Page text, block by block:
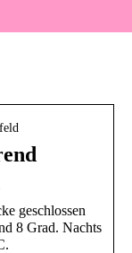
geschlossen
8 Grad. Nachts